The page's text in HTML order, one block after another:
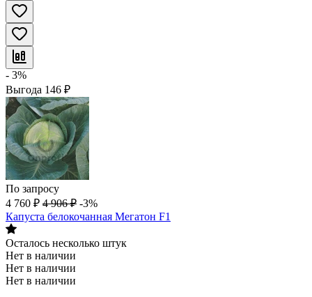
- 3%
Выгода 146 ₽
По запросу
4 760 ₽ 4 906 ₽ -3%
Капуста белокочанная Мегатон F1
Осталось несколько штук
Нет в наличии
Нет в наличии
Нет в наличии